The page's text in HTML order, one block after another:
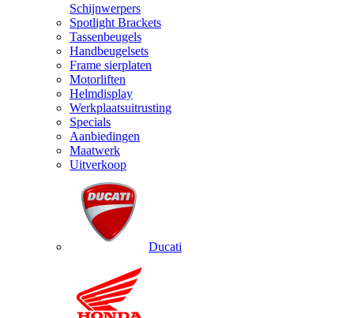
Schijnwerpers
Spotlight Brackets
Tassenbeugels
Handbeugelsets
Frame sierplaten
Motorliften
Helmdisplay
Werkplaatsuitrusting
Specials
Aanbiedingen
Maatwerk
Uitverkoop
Ducati